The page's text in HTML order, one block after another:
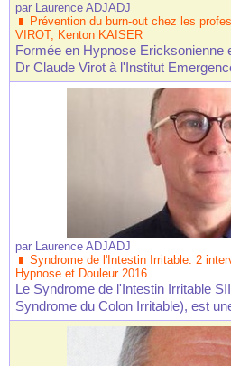
par Laurence ADJADJ
Prévention du burn-out chez les
VIROT, Kenton KAISER
Formée en Hypnose Ericksonienne
Dr Claude Virot à l'Institut
par Laurence ADJADJ
Syndrome de l'Intestin Irritable. 2
Hypnose et Douleur 2016
Le Syndrome de l'Intestin Irritable
Syndrome du Colon Irritable), est